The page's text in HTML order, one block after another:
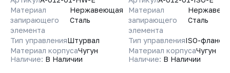
Материал
запирающего
элемента
Нержавеющая
Сталь
Тип управленияШтурвал
Материал корпусаЧугун
Наличие: В Наличии
Материал
запирающего
элемента
Сталь
Тип управленияISO-фланец
Материал корпусаЧугун
Наличие: В Наличии